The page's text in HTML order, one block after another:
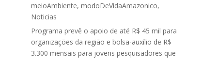
meioAmbiente, modoDeVidaAmazonico,
Noticias
Programa prevê o apoio de até R$ 45 mil para
organizações da região e bolsa-auxílio de R$
3.300 mensais para jovens pesquisadores que